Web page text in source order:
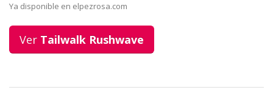
Ya disponible en elpezrosa.com
Ver Tailwalk Rushwave